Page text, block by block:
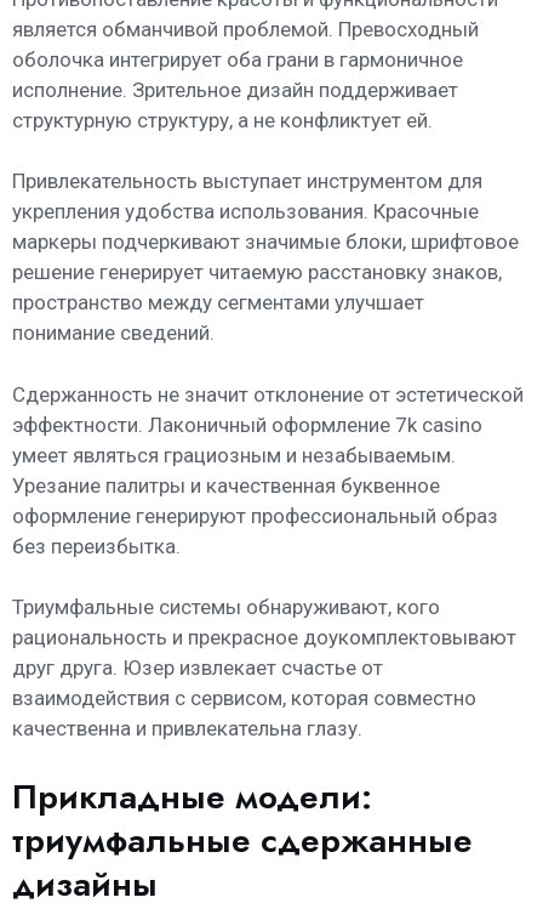
является обманчивой проблемой. Превосходный
оболочка интегрирует оба грани в гармоничное
исполнение. Зрительное дизайн поддерживает
структурную структуру, а не конфликтует ей.
Привлекательность выступает инструментом для
укрепления удобства использования. Красочные
маркеры подчеркивают значимые блоки, шрифтовое
решение генерирует читаемую расстановку знаков,
пространство между сегментами улучшает
понимание сведений.
Сдержанность не значит отклонение от эстетической
эффектности. Лаконичный оформление 7k casino
умеет являться грациозным и незабываемым.
Урезание палитры и качественная буквенное
оформление генерируют профессиональный образ
без переизбытка.
Триумфальные системы обнаруживают, кого
рациональность и прекрасное доукомплектовывают
друг друга. Юзер извлекает счастье от
взаимодействия с сервисом, которая совместно
качественна и привлекательна глазу.
Прикладные модели:
триумфальные сдержанные
дизайны